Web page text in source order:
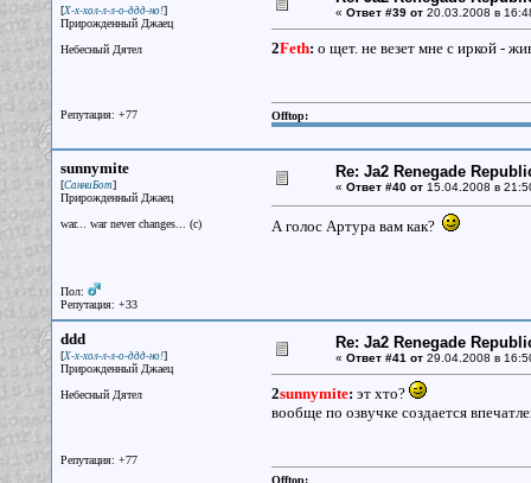
[Х-х-хол-л-л-о-ддд-но!]
Прирожденный Джаец
Небесный Дятел
Репутация: +77
« Ответ #39 от20.03.2008 в
2Feth: о щет. не везет мне с иркой -
Offtop:
sunnymite
[СанниБот]
Прирожденный Джаец
war... war never changes... (c)
Пол:
Репутация: +33
Re: Ja2 Renegade
« Ответ #40 от15.04.2008 в
А голос Артура вам как?
ddd
[Х-х-хол-л-л-о-ддд-но!]
Прирожденный Джаец
Небесный Дятел
Репутация: +77
Re: Ja2 Renegade
« Ответ #41 от29.04.2008 в
2sunnymite: эт хто?
вообще по озвучке создается
Offtop: